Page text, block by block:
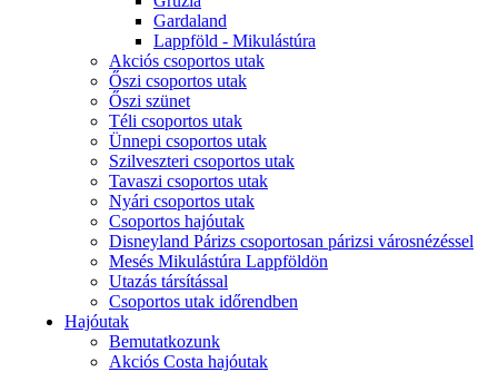
Gardaland
Lappföld - Mikulástúra
Akciós csoportos utak
Őszi csoportos utak
Őszi szünet
Téli csoportos utak
Ünnepi csoportos utak
Szilveszteri csoportos utak
Tavaszi csoportos utak
Nyári csoportos utak
Csoportos hajóutak
Disneyland Párizs csoportosan párizsi városnézéssel
Mesés Mikulástúra Lappföldön
Utazás társítással
Csoportos utak időrendben
Hajóutak
Bemutatkozunk
Akciós Costa hajóutak